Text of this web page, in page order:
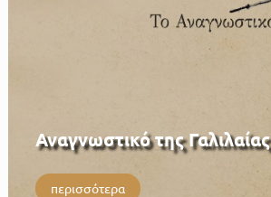
Αναγνωστικό της Γαλιλαίας
περισσότερα